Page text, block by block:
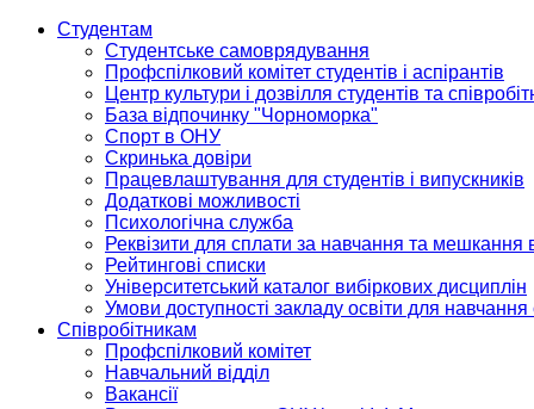
Студентам
Студентське самоврядування
Профспілковий комітет студентів і аспірантів
Центр культури і дозвілля студентів та
База відпочинку "Чорноморка"
Спорт в ОНУ
Скринька довіри
Працевлаштування для студентів і випускників
Додаткові можливості
Психологічна служба
Реквізити для сплати за навчання та мешкання
Рейтингові списки
Університетський каталог вибіркових дисциплін
Умови доступності закладу освіти для
Співробітникам
Профспілковий комітет
Навчальний відділ
Вакансії